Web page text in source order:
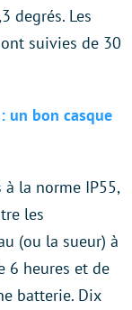
degrés. Les
suivies de 30
un bon casque
la norme IP55,
les
(ou la sueur) à
6 heures et de
batterie. Dix